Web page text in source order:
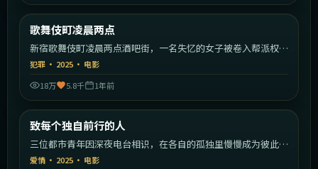
最新
歌舞伎町凌晨两点
新宿歌舞伎町凌晨两点酒吧街，一名失忆的女子被卷入帮派权力
斗争。
犯罪 · 2025 · 电影
18万
5.8千 1年前
最新
致每个独自前行的人
三位都市青年因深夜电台相识，在各自的孤独里慢慢成为彼此的
灯塔。
爱情 · 2025 · 电影